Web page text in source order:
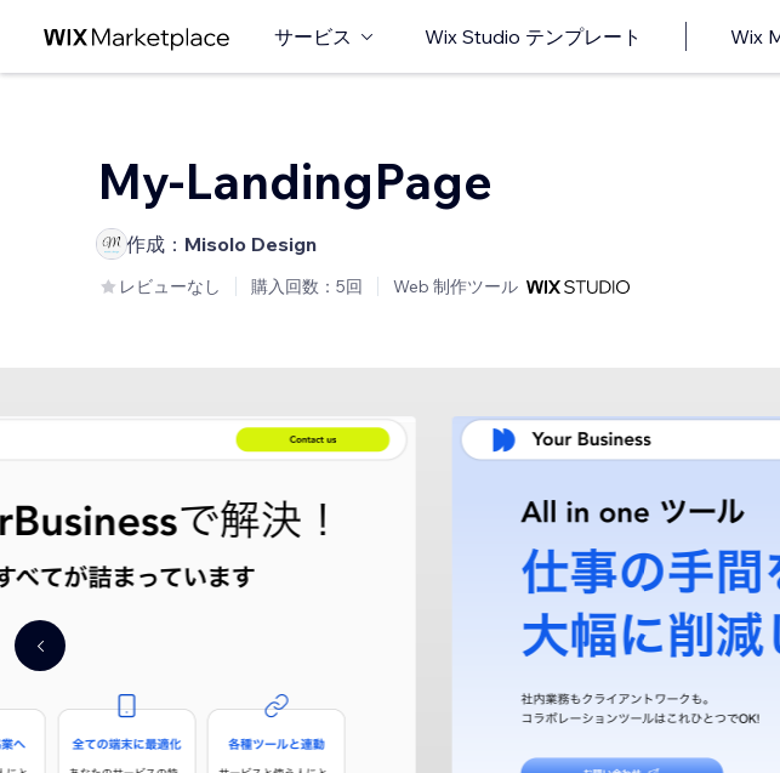
サービス Wix Studio テンプレート Wix
My-LandingPage
作成： Misolo Design
レビューなし 購入回数：5回 Web 制作ツール